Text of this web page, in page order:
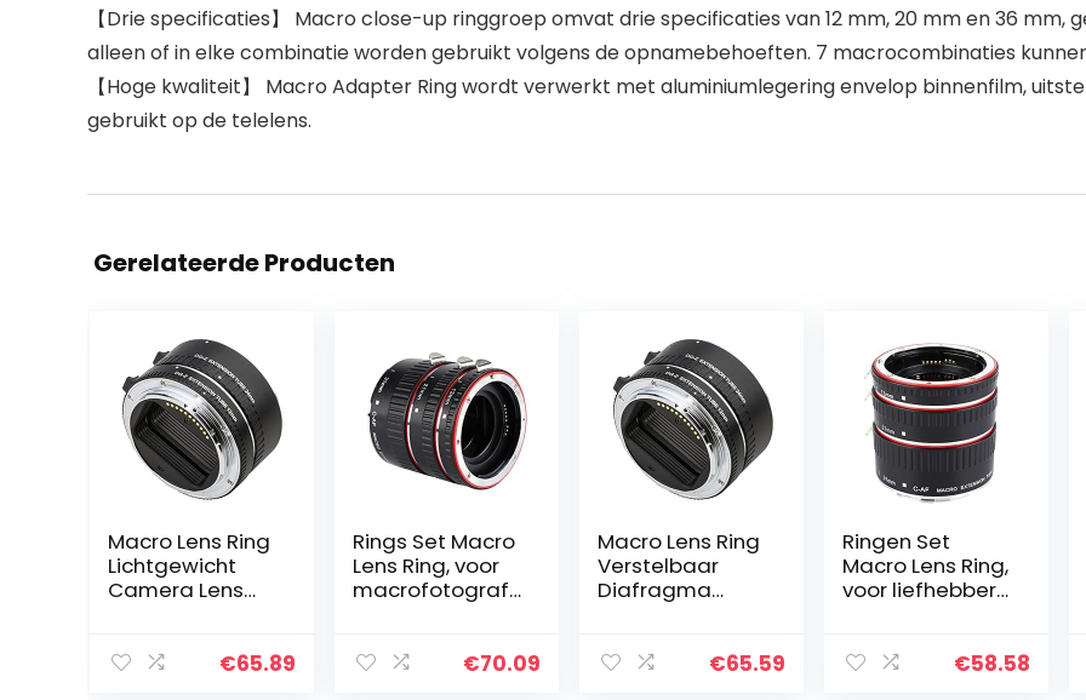
【Drie specificaties】 Macro close-up ringgroep omvat drie specificaties van 12 mm, 20 mm en 36 mm,
alleen of in elke combinatie worden gebruikt volgens de opnamebehoeften. 7 macrocombinaties
【Hoge kwaliteit】 Macro Adapter Ring wordt verwerkt met aluminiumlegering envelop binnenfilm,
gebruikt op de telelens.
Gerelateerde Producten
Macro Lens Ring
Lichtgewicht
Camera Lens
Verstelbare€65.89
Rings Set Macro
Lens Ring, voor
macrofotografi
€70.09
Macro Lens Ring
Verstelbaar
Diafragma
Verlengbuis€65.59
Ringen Set
Macro Lens Ring,
voor liefhebbers
€58.58